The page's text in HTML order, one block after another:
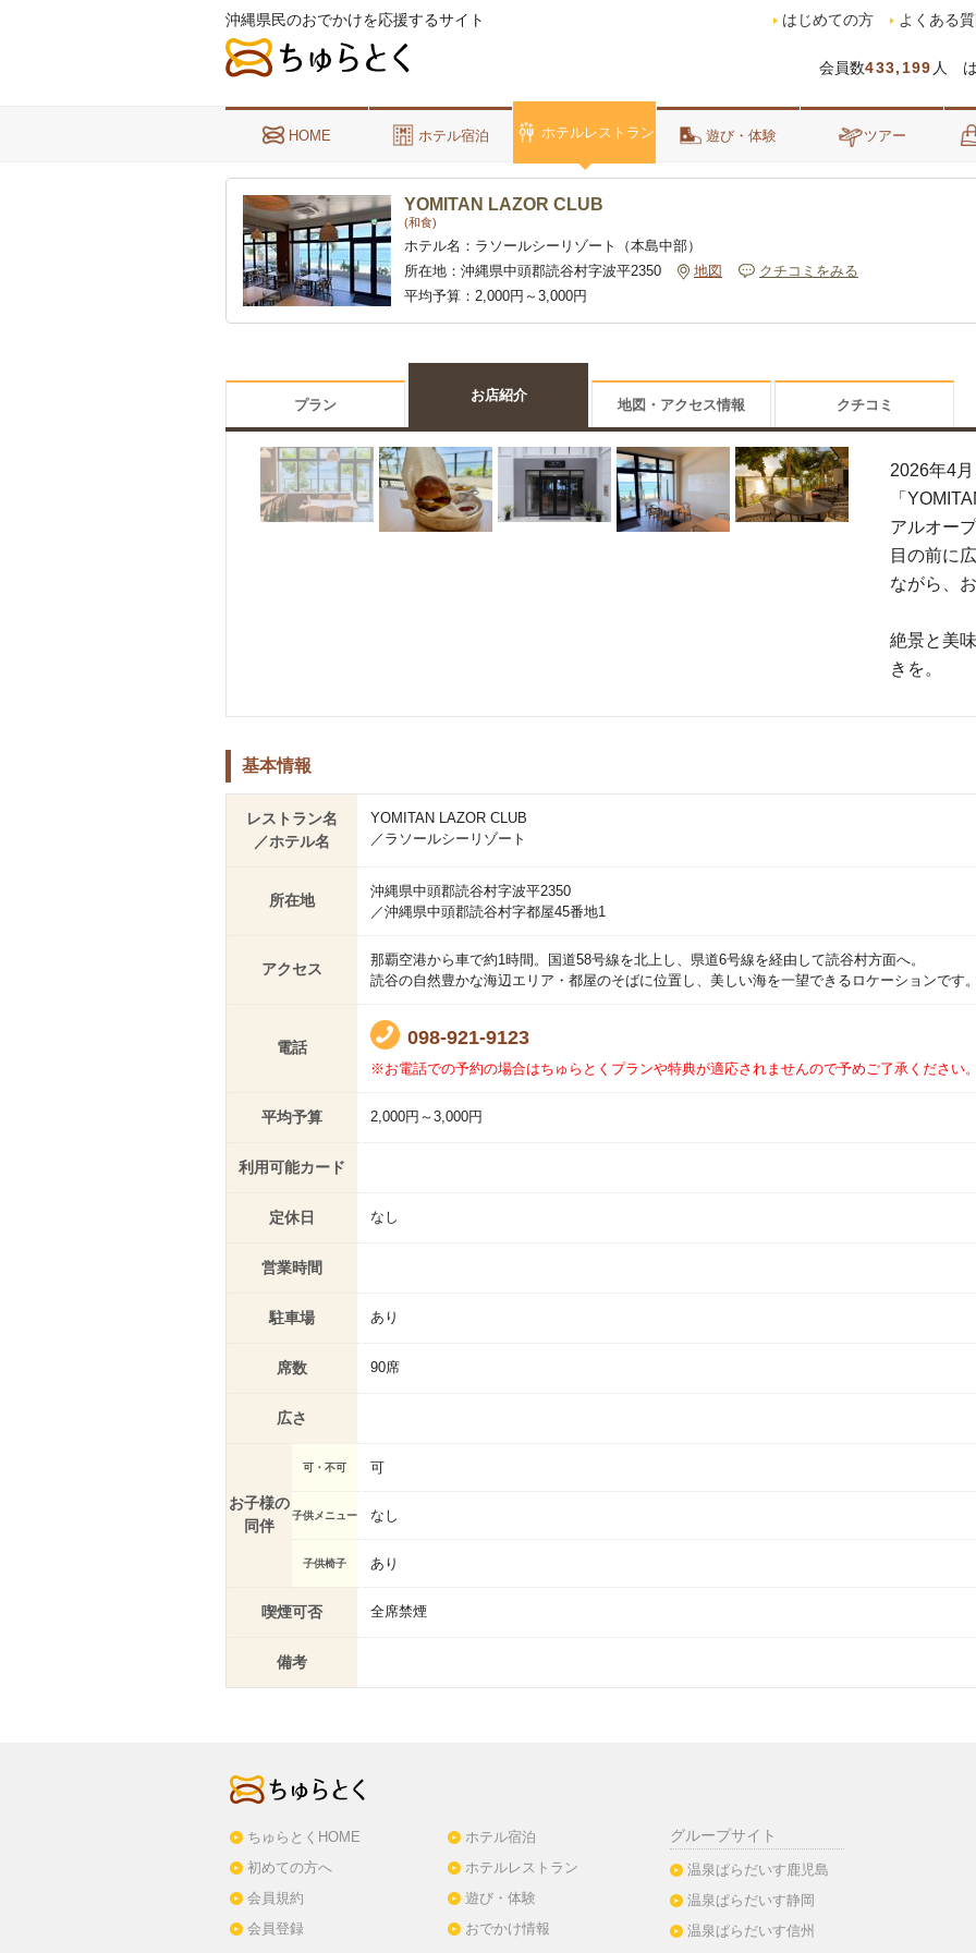
沖縄県民のおでかけを応援するサイト
会員数433,199 人
はじめての方 よくある
HOME ホテル宿泊 ホテルレストラン 遊び・体験 ツアー
YOMITAN LAZOR CLUB
(和食)
ホテル名： ラソールシーリゾート（本島中部）
所在地： 沖縄県中頭郡読谷村字波平2350 地図
クチコミをみる
平均予算： 2,000円～3,000円
プラン
お店紹介
地図・アクセス情報 クチコミ
2026年4
「
アルオー
目の前に
ながら、
絶景と美
きを。
基本情報
レストラン名
／ホテル名
YOMITAN LAZOR CLUB
／ラソールシーリゾート
所在地
沖縄県中頭郡読谷村字波平2350
／沖縄県中頭郡読谷村字都屋45番地1
アクセス
那覇空港から車で約1時間。国道58号線を北上し、県道6号線を経由して読谷村方面へ。
読谷の自然豊かな海辺エリア・都屋のそばに位置し、美しい海を一望できるロケーションです
電話 098-921-9123
※お電話での予約の場合はちゅらとくプランや特典が適応されませんので予めご了承ください
平均予算 2,000円～3,000円
利用可能カード
定休日 なし
営業時間
駐車場 あり
席数 90席
広さ
お子様の
同伴
可・不可 可
子供メニュー なし
子供椅子 あり
喫煙可否 全席禁煙
備考
ちゅらとくHOME
初めての方へ
会員規約
会員登録
ホテル宿泊
ホテルレストラン
遊び・体験
おでかけ情報
グループサイト
温泉ぱらだいす鹿児島
温泉ぱらだいす静岡
温泉ぱらだいす信州